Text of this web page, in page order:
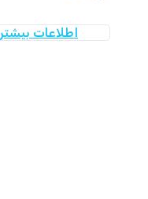
اطلاعات بیشتر